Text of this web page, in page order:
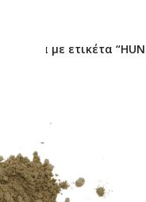
Προϊόντα με ετικέτα